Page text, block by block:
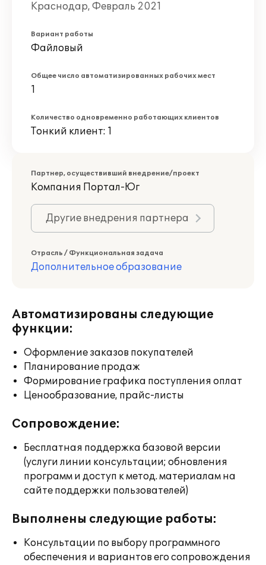
Краснодар, Февраль 2021
Вариант работы
Файловый
Общее число автоматизированных рабочих мест
1
Количество одновременно работающих клиентов
Тонкий клиент: 1
Партнер, осуществивший внедрение/проект
Компания Портал-Юг
Другие внедрения партнера
Отрасль / Функциональная задача
Дополнительное образование
Автоматизированы следующие
функции:
Оформление заказов покупателей
Планирование продаж
Формирование графика поступления оплат
Ценообразование, прайс-листы
Сопровождение:
Бесплатная поддержка базовой версии
(услуги линии консультации; обновления
программ и доступ к метод. материалам на
сайте поддержки пользователей)
Выполнены следующие работы:
Консультации по выбору программного
обеспечения и вариантов его сопровождения